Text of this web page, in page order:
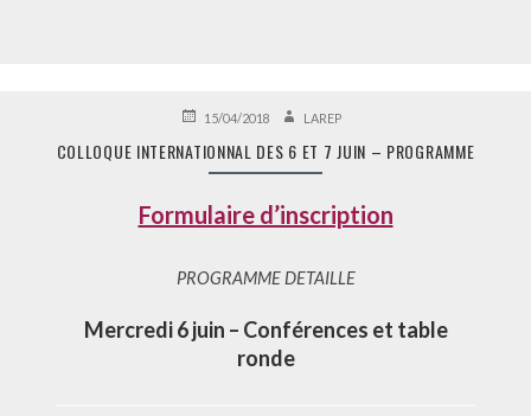
PUBLIÉ15/04/2018 AUTEUR
LAREP
COLLOQUE INTERNATIONNAL DES 6 ET 7 JUIN – PROGRAMME
Formulaire d’inscription
PROGRAMME DETAILLE
Mercredi 6 juin – Conférences et table
ronde